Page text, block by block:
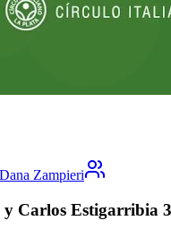
Dana Zampieri
Carlos Estigarribia